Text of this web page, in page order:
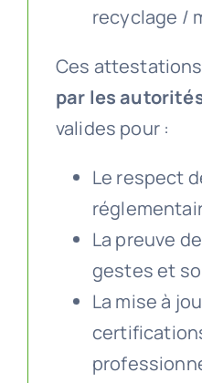
recyclage /
Ces
par les
valides pour :
Le respect
La preuve
gestes et
La mise à